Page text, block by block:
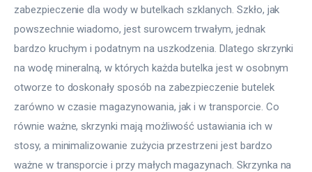
zabezpieczenie dla wody w butelkach szklanych. Szkło, jak
powszechnie wiadomo, jest surowcem trwałym, jednak
bardzo kruchym i podatnym na uszkodzenia. Dlatego skrzynki
na wodę mineralną, w których każda butelka jest w osobnym
otworze to doskonały sposób na zabezpieczenie butelek
zarówno w czasie magazynowania, jak i w transporcie. Co
równie ważne, skrzynki mają możliwość ustawiania ich w
stosy, a minimalizowanie zużycia przestrzeni jest bardzo
ważne w transporcie i przy małych magazynach. Skrzynka na